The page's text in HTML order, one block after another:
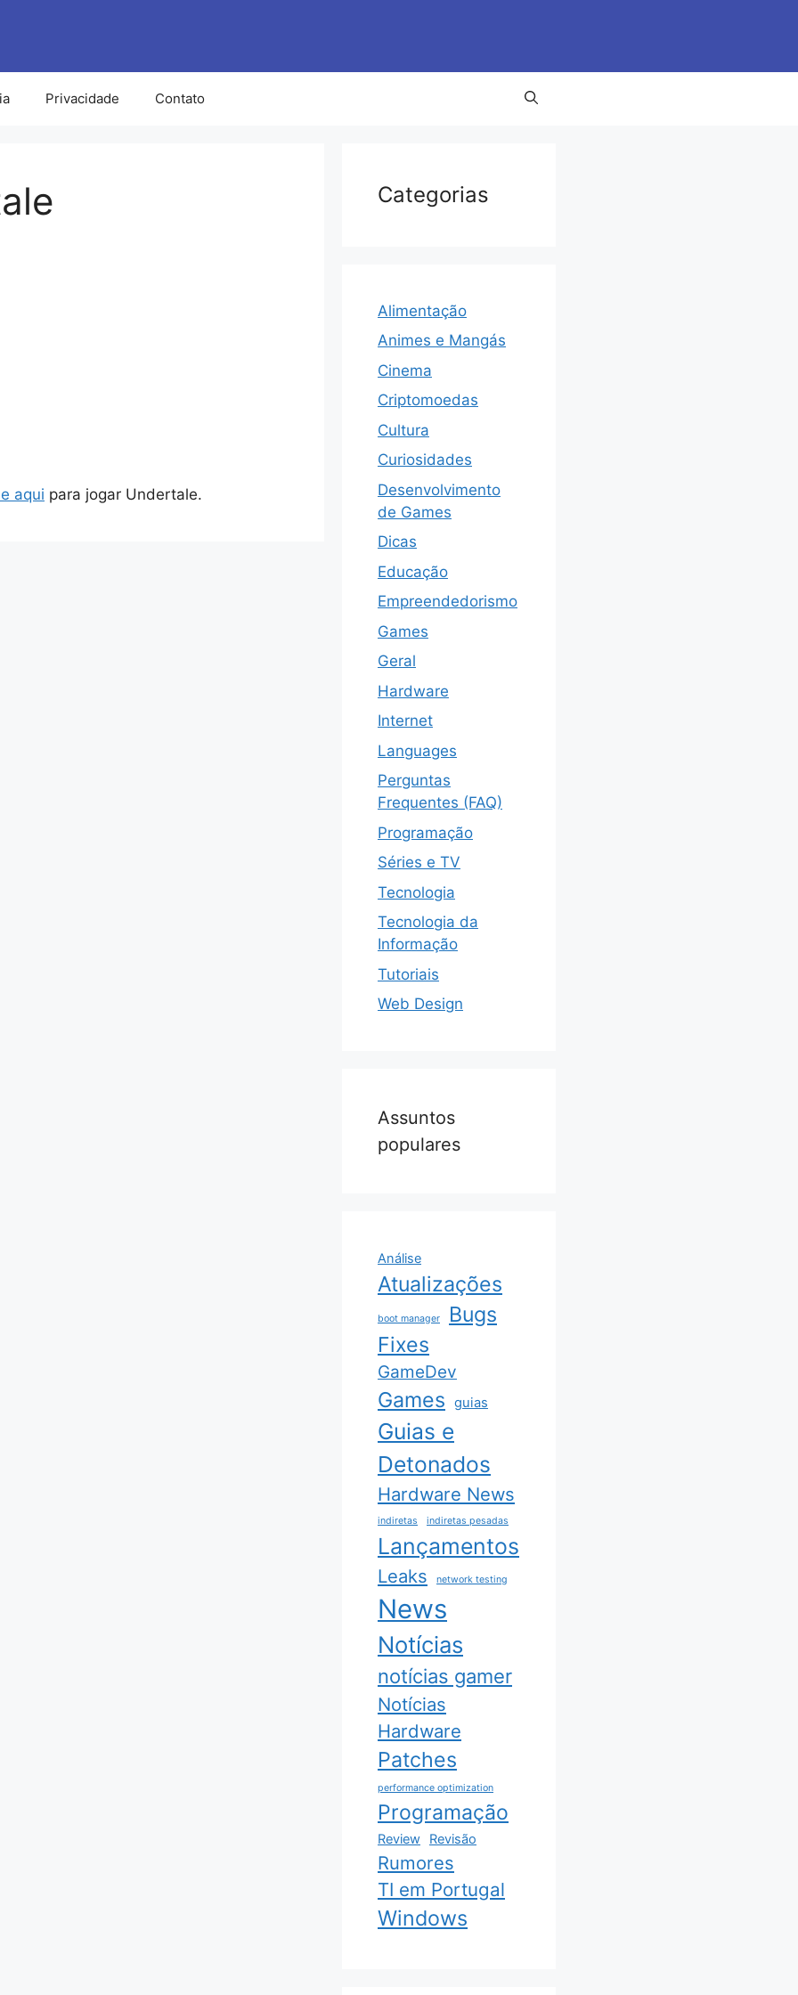
Privacidade Contato
aqui para jogar Undertale.
Categorias
Alimentação
Animes e Mangás
Cinema
Criptomoedas
Cultura
Curiosidades
Desenvolvimento
de Games
Dicas
Educação
Empreendedorismo
Games
Geral
Hardware
Internet
Languages
Perguntas
Frequentes (FAQ)
Programação
Séries e TV
Tecnologia
Tecnologia da
Informação
Tutoriais
Web Design
Assuntos
populares
Análise
Atualizações
boot manager
Bugs
Fixes
GameDev
Games guias
Guias e
Detonados
Hardware News
indiretas indiretas pesadas
Lançamentos
Leaks network testing
News
Notícias
notícias gamer
Notícias
Hardware
Patches
performance optimization
Programação
Review Revisão
Rumores
TI em Portugal
Windows